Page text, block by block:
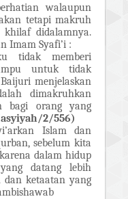
walaupun
tetapi makruh
khilaf didalamnya.
Imam Syafi’i :
tidak memberi
untuk tidak
menjelaskan
dimakruhkan
bagi orang yang
2/556)
Islam dan
sebelum kita
dalam hidup
datang lebih
ketaatan yang